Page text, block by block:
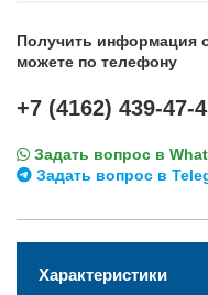
Получить информация
можете по телефону
+7 (4162) 439-47-
Задать вопрос в
Задать вопрос в
Характеристики